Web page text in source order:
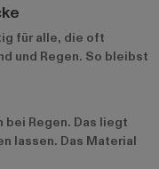
für alle, die oft
und Regen. So bleibst
bei Regen. Das liegt
lassen. Das Material